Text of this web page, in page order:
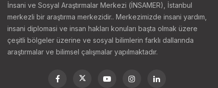
İnsani ve Sosyal Araştırmalar Merkezi (İNSAMER), İstanbul
merkezli bir araştırma merkezidir.. Merkezimizde insani yardım,
insani diplomasi ve insan hakları konuları başta olmak üzere
çeşitli bölgeler üzerine ve sosyal bilimlerin farklı dallarında
araştırmalar ve bilimsel çalışmalar yapılmaktadır.